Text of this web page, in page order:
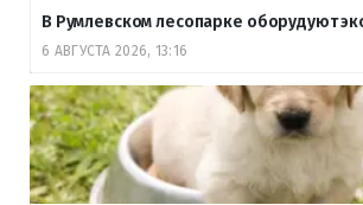
В Румлевском лесопарке оборудуют
6 АВГУСТА 2026, 13:16